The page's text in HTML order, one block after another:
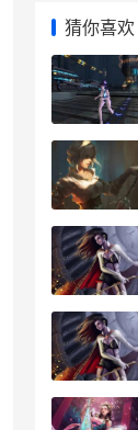
猜你喜欢